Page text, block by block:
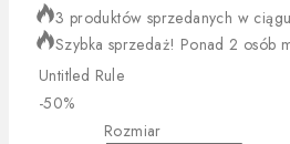
3 produktów sprzedanych w
Szybka sprzedaż! Ponad 2 osób
Untitled Rule
-50%
Rozmiar